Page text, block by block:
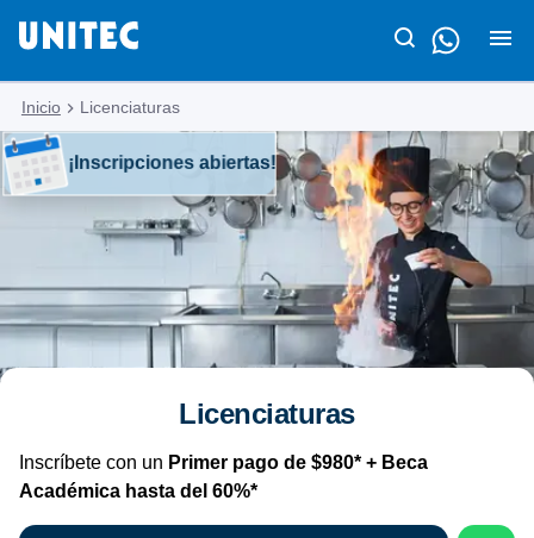
Inicio Licenciaturas
¡Inscripciones abiertas!
Licenciaturas
Inscríbete con un Primer pago de $980* + Beca
Académica hasta del 60%*